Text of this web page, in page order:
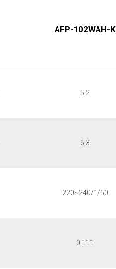
AFP-102WAH-K
5,2
6,3
220~240/1/50
0,111